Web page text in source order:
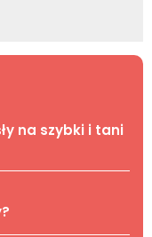
na szybki i tani